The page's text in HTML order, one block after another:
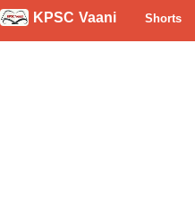
KPSC Vaani Shorts